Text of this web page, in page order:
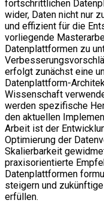
fortschrittlichen
wider, Daten nicht nur
und effizient für die
vorliegende
Datenplattformen zu
erfolgt zunächst eine
Datenplattform-
Wissenschaft
werden spezifische
den aktuellen
Arbeit ist der
Optimierung der
Skalierbarkeit
praxisorientierte
Datenplattformen
steigern und
erfüllen.